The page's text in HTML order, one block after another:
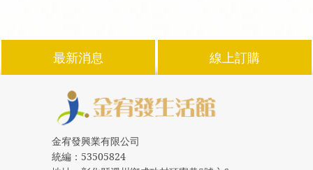
最新消息 線上訂購
金宥發興業有限公司
統編： 53505824